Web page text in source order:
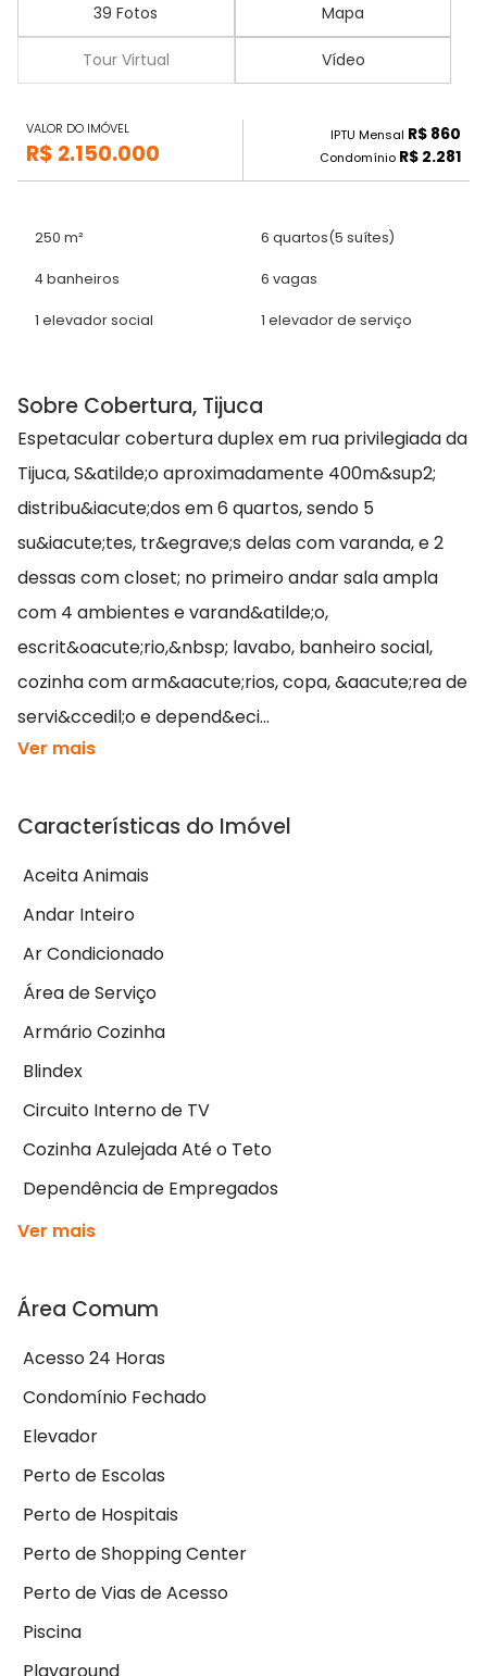
39 Fotos Mapa
Tour Virtual Vídeo
VALOR DO IMÓVEL
R$ 2.150.000
IPTU Mensal R$ 860
Condomínio R$ 2.281
250 m² 6 quartos(5 suítes)
4 banheiros 6 vagas
1 elevador social 1 elevador de serviço
Sobre Cobertura, Tijuca
Espetacular cobertura duplex em rua privilegiada da
Tijuca, S&atilde;o aproximadamente 400m&sup2;
distribu&iacute;dos em 6 quartos, sendo 5
su&iacute;tes, tr&egrave;s delas com varanda, e 2
dessas com closet; no primeiro andar sala ampla
com 4 ambientes e varand&atilde;o,
escrit&oacute;rio,&nbsp; lavabo, banheiro social,
cozinha com arm&aacute;rios, copa, &aacute;rea de
servi&ccedil;o e depend&eci...
Ver mais
Características do Imóvel
Aceita Animais
Andar Inteiro
Ar Condicionado
Área de Serviço
Armário Cozinha
Blindex
Circuito Interno de TV
Cozinha Azulejada Até o Teto
Dependência de Empregados
Ver mais
Área Comum
Acesso 24 Horas
Condomínio Fechado
Elevador
Perto de Escolas
Perto de Hospitais
Perto de Shopping Center
Perto de Vias de Acesso
Piscina